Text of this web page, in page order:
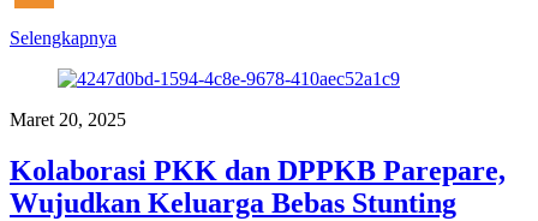
Selengkapnya
Maret 20, 2025
Kolaborasi PKK dan DPPKB Parepare,
Wujudkan Keluarga Bebas Stunting